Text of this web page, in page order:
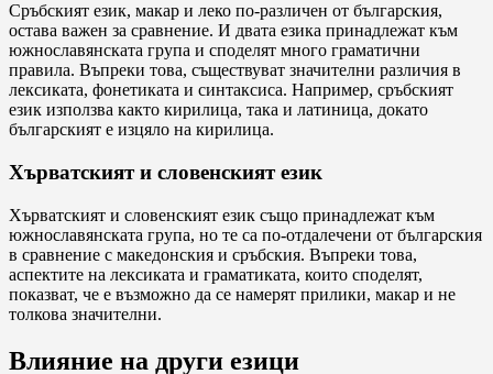
Сръбският език, макар и леко по-различен от българския,
остава важен за сравнение. И двата езика принадлежат към
южнославянската група и споделят много граматични
правила. Въпреки това, съществуват значителни различия в
лексиката, фонетиката и синтаксиса. Например, сръбският
език използва както кирилица, така и латиница, докато
българският е изцяло на кирилица.
Хърватският и словенският език
Хърватският и словенският език също принадлежат към
южнославянската група, но те са по-отдалечени от българския
в сравнение с македонския и сръбския. Въпреки това,
аспектите на лексиката и граматиката, които споделят,
показват, че е възможно да се намерят прилики, макар и не
толкова значителни.
Влияние на други езици